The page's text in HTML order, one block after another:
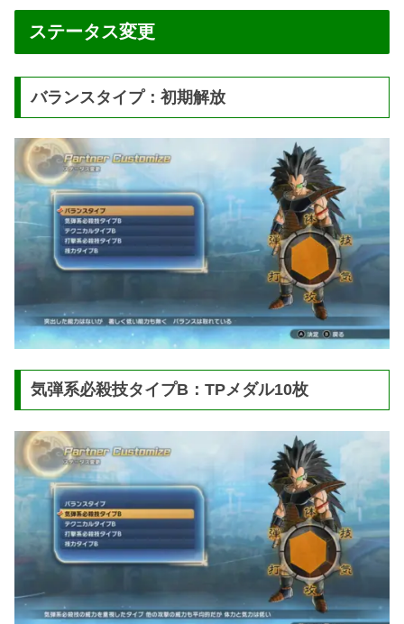
ステータス変更
バランスタイプ：初期解放
気弾系必殺技タイプB：TPメダル10枚